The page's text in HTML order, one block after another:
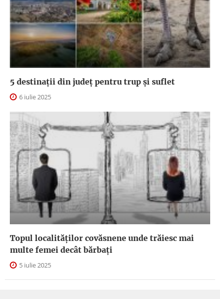
5 destinații din județ pentru trup și suflet
6 iulie 2025
Topul localităților covăsnene unde trăiesc mai
multe femei decât bărbați
5 iulie 2025